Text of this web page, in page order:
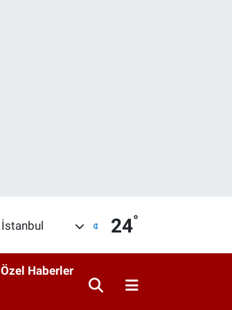
İstanbul 24°
Özel Haberler